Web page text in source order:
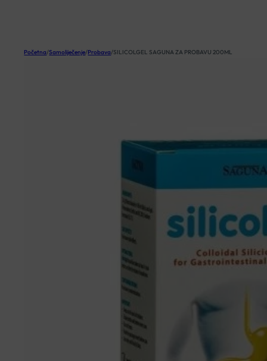
Početna/Samoliječenje/Probava/SILICOLGEL SAGUNA ZA PROBAVU 200ML